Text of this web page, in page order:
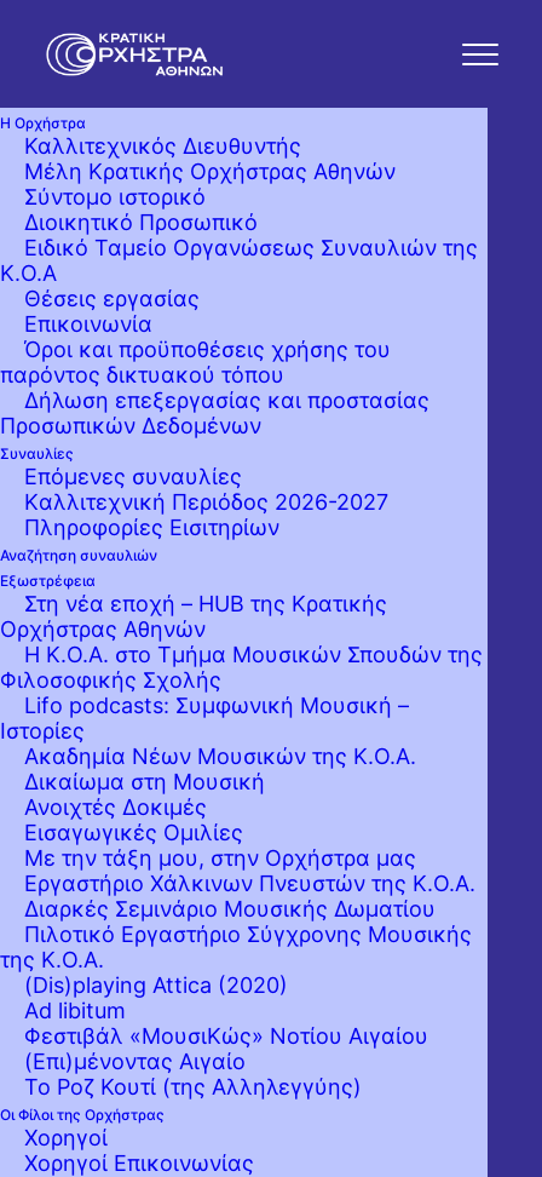
Η Ορχήστρα
Καλλιτεχνικός Διευθυντής
Μέλη Κρατικής Ορχήστρας Αθηνών
Σύντομο ιστορικό
Διοικητικό Προσωπικό
Ειδικό Ταμείο Οργανώσεως Συναυλιών της
Κ.Ο.Α
Θέσεις εργασίας
Επικοινωνία
Όροι και προϋποθέσεις χρήσης του
παρόντος δικτυακού τόπου
Δήλωση επεξεργασίας και προστασίας
Προσωπικών Δεδομένων
Συναυλίες
Επόμενες συναυλίες
Kαλλιτεχνική Περιόδος 2026-2027
Πληροφορίες Εισιτηρίων
Αναζήτηση συναυλιών
Εξωστρέφεια
Στη νέα εποχή – HUB της Κρατικής
Ορχήστρας Αθηνών
Η Κ.Ο.Α. στο Τμήμα Μουσικών Σπουδών της
Φιλοσοφικής Σχολής
Lifo podcasts: Συμφωνική Μουσική –
Ιστορίες
Ακαδημία Νέων Μουσικών της Κ.Ο.Α.
Δικαίωμα στη Μουσική
Ανοιχτές Δοκιμές
Εισαγωγικές Ομιλίες
Με την τάξη μου, στην Ορχήστρα μας
Εργαστήριo Χάλκινων Πνευστών της Κ.Ο.Α.
Διαρκές Σεμινάριο Μουσικής Δωματίου
Πιλοτικό Εργαστήριο Σύγχρονης Μουσικής
της Κ.Ο.Α.
(Dis)playing Attica (2020)
Ad libitum
Φεστιβάλ «ΜουσιΚώς» Νοτίου Αιγαίου
(Επι)μένοντας Αιγαίο
Το Ροζ Κουτί (της Αλληλεγγύης)
Οι Φίλοι της Ορχήστρας
Χορηγοί
Χορηγοί Επικοινωνίας